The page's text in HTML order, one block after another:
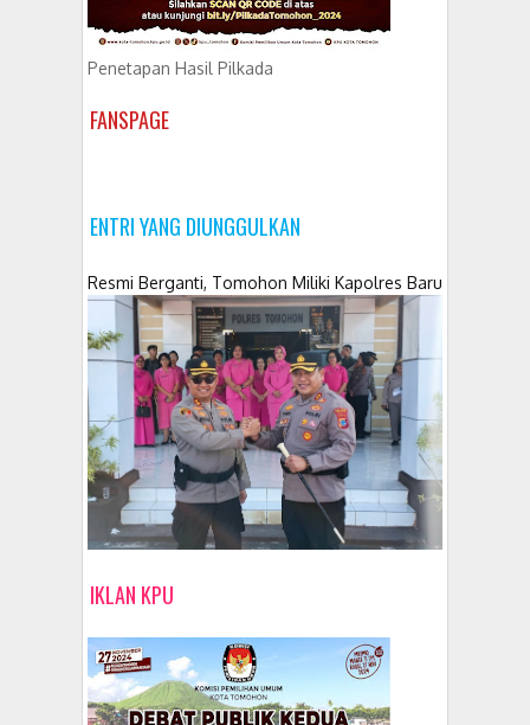
Penetapan Hasil Pilkada
FANSPAGE
ENTRI YANG DIUNGGULKAN
Resmi Berganti, Tomohon Miliki Kapolres Baru
IKLAN KPU